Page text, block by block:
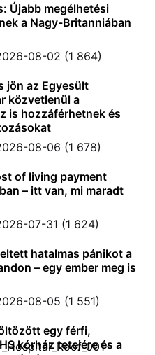
Újabb megélhetési
a Nagy-Britanniában
08-02 (1 864)
jön az Egyesült
közvetlenül a
is hozzáférhetnek és
08-06 (1 678)
of living payment
– itt van, mi maradt
07-31 (1 624)
hatalmas pánikot a
– egy ember meg is
08-05 (1 551)
egy férfi,
kórház tetejére és a